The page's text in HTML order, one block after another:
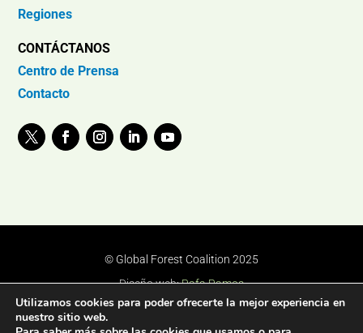
Regiones
CONTÁCTANOS
Centro de Prensa
Contacto
© Global Forest Coalition 2025
Diseño web:Rafa Ramos
Utilizamos cookies para poder ofrecerte la mejor experiencia en
nuestro sitio web.